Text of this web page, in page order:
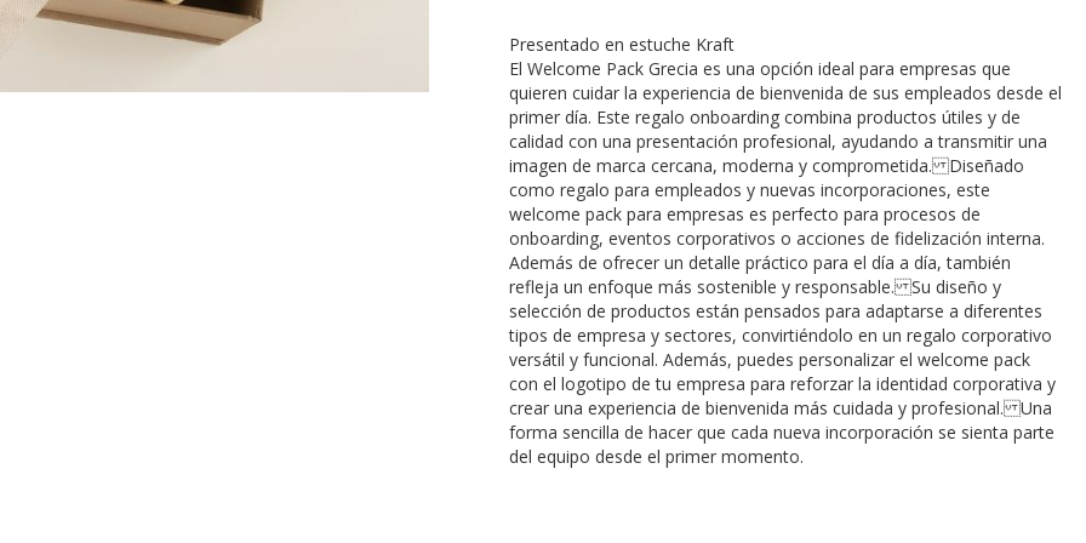
Presentado en estuche Kraft
El Welcome Pack Grecia es una opción ideal para empresas que
quieren cuidar la experiencia de bienvenida de sus empleados desde el
primer día. Este regalo onboarding combina productos útiles y de
calidad con una presentación profesional, ayudando a transmitir una
imagen de marca cercana, moderna y comprometida. Diseñado
como regalo para empleados y nuevas incorporaciones, este
welcome pack para empresas es perfecto para procesos de
onboarding, eventos corporativos o acciones de fidelización interna.
Además de ofrecer un detalle práctico para el día a día, también
refleja un enfoque más sostenible y responsable. Su diseño y
selección de productos están pensados para adaptarse a diferentes
tipos de empresa y sectores, convirtiéndolo en un regalo corporativo
versátil y funcional. Además, puedes personalizar el welcome pack
con el logotipo de tu empresa para reforzar la identidad corporativa y
crear una experiencia de bienvenida más cuidada y profesional. Una
forma sencilla de hacer que cada nueva incorporación se sienta parte
del equipo desde el primer momento.